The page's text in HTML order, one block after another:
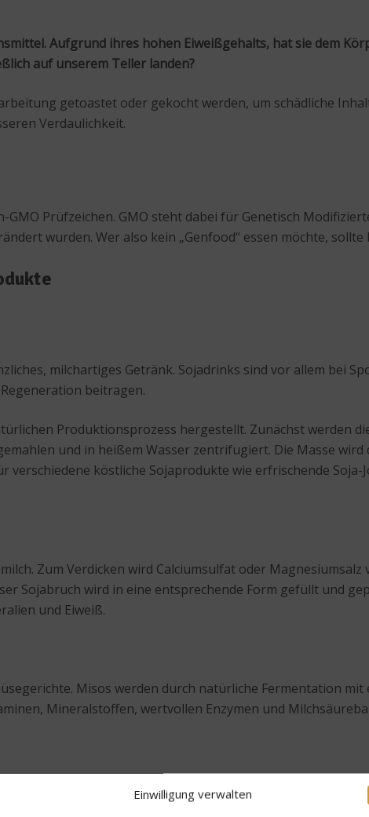
Einwilligung verwalten
Aufgrund ihres hohen Eiweißgehalts, hat sie dem
auf unserem Teller landen?
getoastet oder gekocht werden, um schädliche
Verdaulichkeit.
Prüfzeichen. GMO steht dabei für Genetisch
wurden. Wer also kein „Genfood“ essen möchte,
milchartiges Getränk. Sojadrinks sind vor allem bei
beitragen.
Produktionsprozess hergestellt. Zunächst werden
und in heißem Wasser zentrifugiert. Die Masse
verschiedene köstliche Sojaprodukte wie erfrischende
Zum Verdicken wird Calciumsulfat oder
Sojabruch wird in eine entsprechende Form gefüllt und
und Eiweiß.
Misos werden durch natürliche Fermentation
Mineralstoffen, wertvollen Enzymen und